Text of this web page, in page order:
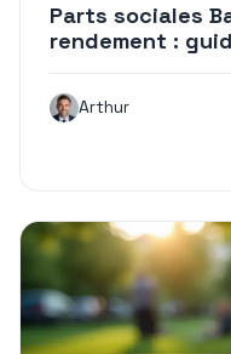
Parts sociales
rendement :
Arthur